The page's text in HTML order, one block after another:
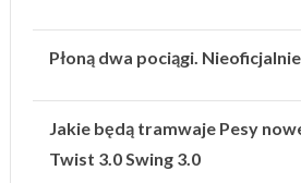
Płoną dwa pociągi.
Jakie będą tramwaje Pesy
Twist 3.0 Swing 3.0